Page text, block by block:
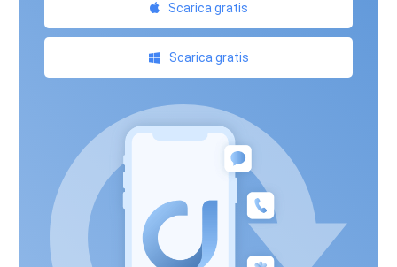
Scarica gratis
Scarica gratis